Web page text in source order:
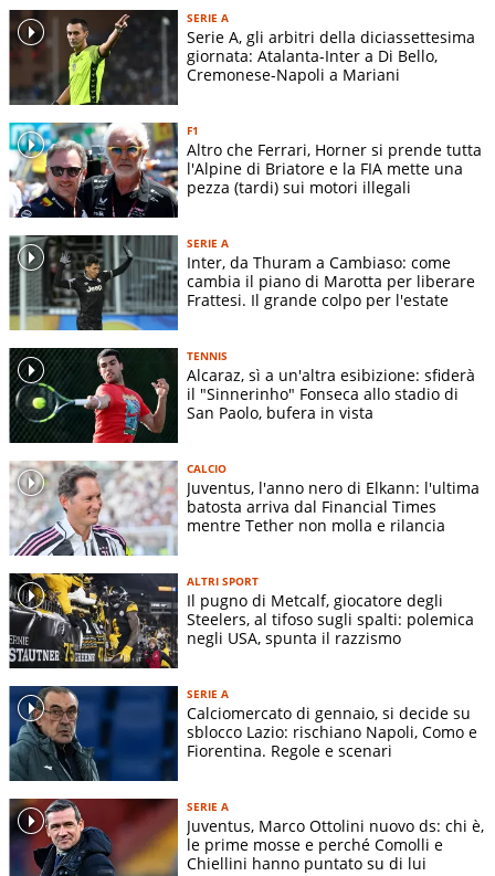
SERIE A
Serie A, gli arbitri della diciassettesima
giornata: Atalanta-Inter a Di Bello,
Cremonese-Napoli a Mariani
F1
Altro che Ferrari, Horner si prende tutta
l'Alpine di Briatore e la FIA mette una
pezza (tardi) sui motori illegali
SERIE A
Inter, da Thuram a Cambiaso: come
cambia il piano di Marotta per liberare
Frattesi. Il grande colpo per l'estate
TENNIS
Alcaraz, sì a un'altra esibizione: sfiderà
il "Sinnerinho" Fonseca allo stadio di
San Paolo, bufera in vista
CALCIO
Juventus, l'anno nero di Elkann: l'ultima
batosta arriva dal Financial Times
mentre Tether non molla e rilancia
ALTRI SPORT
Il pugno di Metcalf, giocatore degli
Steelers, al tifoso sugli spalti: polemica
negli USA, spunta il razzismo
SERIE A
Calciomercato di gennaio, si decide su
sblocco Lazio: rischiano Napoli, Como e
Fiorentina. Regole e scenari
SERIE A
Juventus, Marco Ottolini nuovo ds: chi è,
le prime mosse e perché Comolli e
Chiellini hanno puntato su di lui